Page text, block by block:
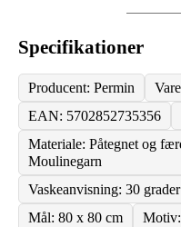
Specifikationer
Producent: Permin
EAN: 5702852735356
Materiale: Påtegnet og
Moulinegarn
Vaskeanvisning: 30 grader
Mål: 80 x 80 cm